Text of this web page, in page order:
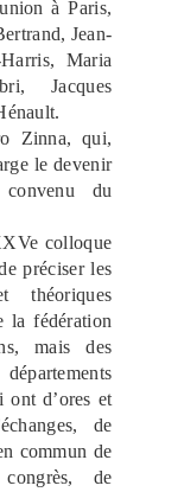
à Paris,
Jean-
Maria
Jacques
Zinna, qui,
le devenir
du
colloque
préciser les
théoriques
la fédération
mais des
ont d’ores et
de
commun de
de